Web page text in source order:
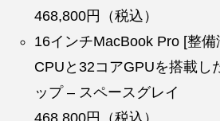
468,800円（税込）
16インチMacBook Pro [整
CPUと32コアGPUを搭載し
ップ – スペースグレイ